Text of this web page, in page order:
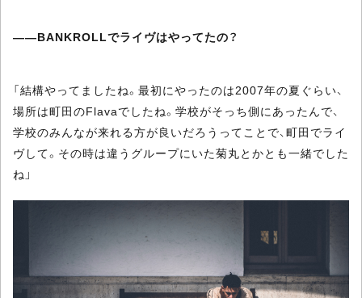
――BANKROLLでライヴはやってたの？
「結構やってましたね。最初にやったのは2007年の夏ぐらい、
場所は町田のFlavaでしたね。学校がそっち側にあったんで、
学校のみんなが来れる方が良いだろうってことで、町田でライ
ヴして。その時は違うグループにいた菊丸とかとも一緒でした
ね」